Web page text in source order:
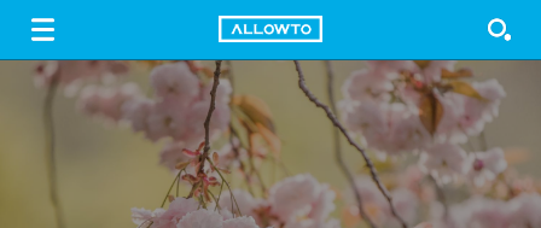
GUIDE LOGIN SIGN UP